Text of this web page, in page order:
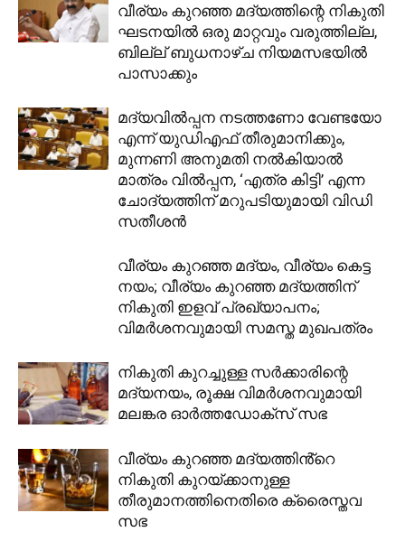
വീര്യം കുറഞ്ഞ മദ്യത്തിന്റെ നികുതി
ഘടനയിൽ ഒരു മാറ്റവും വരുത്തില്ല,
ബില്ല് ബുധനാഴ്ച നിയമസഭയിൽ
പാസാക്കും
മദ്യവിൽപ്പന നടത്തണോ വേണ്ടയോ
എന്ന് യുഡിഎഫ് തീരുമാനിക്കും,
മുന്നണി അനുമതി നൽകിയാൽ
മാത്രം വിൽപ്പന, ‘എത്ര കിട്ടി’ എന്ന
ചോദ്യത്തിന് മറുപടിയുമായി വിഡി
സതീശന്‍
വീര്യം കുറഞ്ഞ മദ്യം, വീര്യം കെട്ട
നയം; വീര്യം കുറഞ്ഞ മദ്യത്തിന്
നികുതി ഇളവ് പ്രഖ്യാപനം;
വിമർശനവുമായി സമസ്ത മുഖപത്രം
നികുതി കുറച്ചുള്ള സർക്കാരിന്റെ
മദ്യനയം, രൂക്ഷ വിമർശനവുമായി
മലങ്കര ഓർത്തഡോക്സ് സഭ
വീര്യം കുറഞ്ഞ മദ്യത്തിൻ്റെ
നികുതി കുറയ്ക്കാനുള്ള
തീരുമാനത്തിനെതിരെ ക്രൈസ്തവ
സഭ